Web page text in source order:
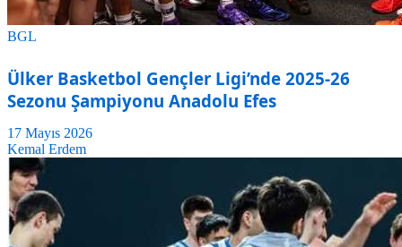
BGL
Ülker Basketbol Gençler Ligi’nde 2025-26
Sezonu Şampiyonu Anadolu Efes
17 Mayıs 2026
Kemal Erdem